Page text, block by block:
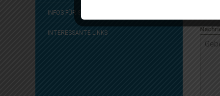
INFOS FÜR STUDIERENDE
INTERESSANTE LINKS